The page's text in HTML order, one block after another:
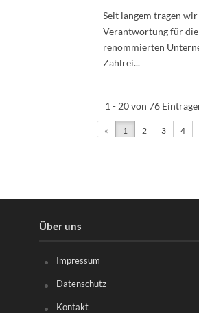
Seit langem tragen
Verantwortung für
renommierten
Zahlrei...
1 - 20 von 76
« 1 2 3 4
Über uns
Impressum
Datenschutz
Kontakt